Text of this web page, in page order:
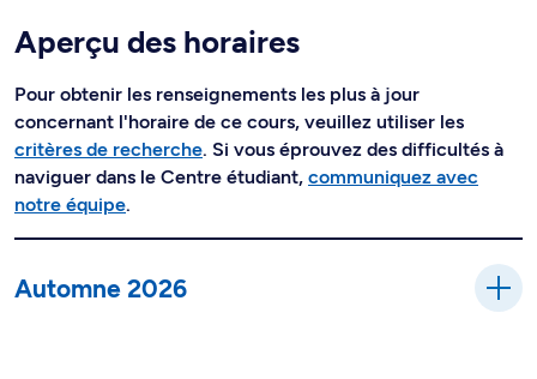
Aperçu des horaires
Pour obtenir les renseignements les plus à jour
concernant l'horaire de ce cours, veuillez utiliser les
critères de recherche. Si vous éprouvez des difficultés à
naviguer dans le Centre étudiant, communiquez avec
notre équipe.
Automne 2026